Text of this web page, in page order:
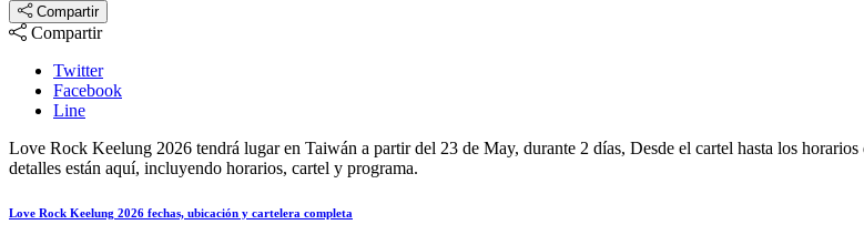
Compartir
Compartir
Twitter
Facebook
Line
Love Rock Keelung 2026 tendrá lugar en Taiwán a partir del 23 de May, durante 2 días, Desde el cartel hasta los
detalles están aquí, incluyendo horarios, cartel y programa.
Love Rock Keelung 2026 fechas, ubicación y cartelera completa